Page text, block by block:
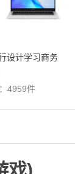
设计学习商务
4959件